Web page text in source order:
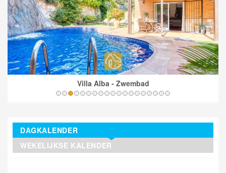
Villa Alba - Zwembad
DAGKALENDER
WEKELIJKSE KALENDER